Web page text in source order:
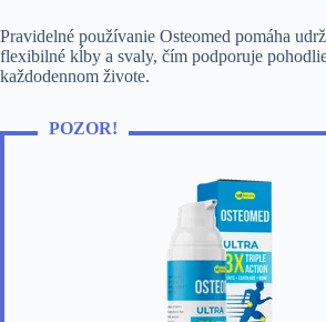
Pravidelné používanie Osteomed pomáha
flexibilné kĺby a svaly, čím podporuje
každodennom živote.
POZOR!